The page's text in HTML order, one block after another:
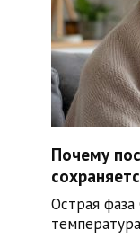
Почему
Острая фаза
температура